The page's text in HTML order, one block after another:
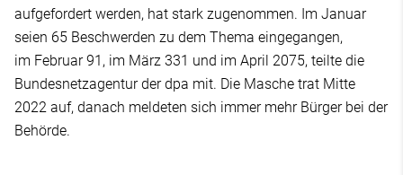
aufgefordert werden, hat stark zugenommen. Im Januar
seien 65 Beschwerden zu dem Thema eingegangen,
im Februar 91, im März 331 und im April 2075, teilte die
Bundesnetzagentur der dpa mit. Die Masche trat Mitte
2022 auf, danach meldeten sich immer mehr Bürger bei der
Behörde.